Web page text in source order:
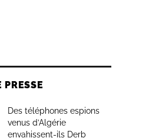
PRESSE
Des téléphones espions
venus d’Algérie
envahissent-ils Derb